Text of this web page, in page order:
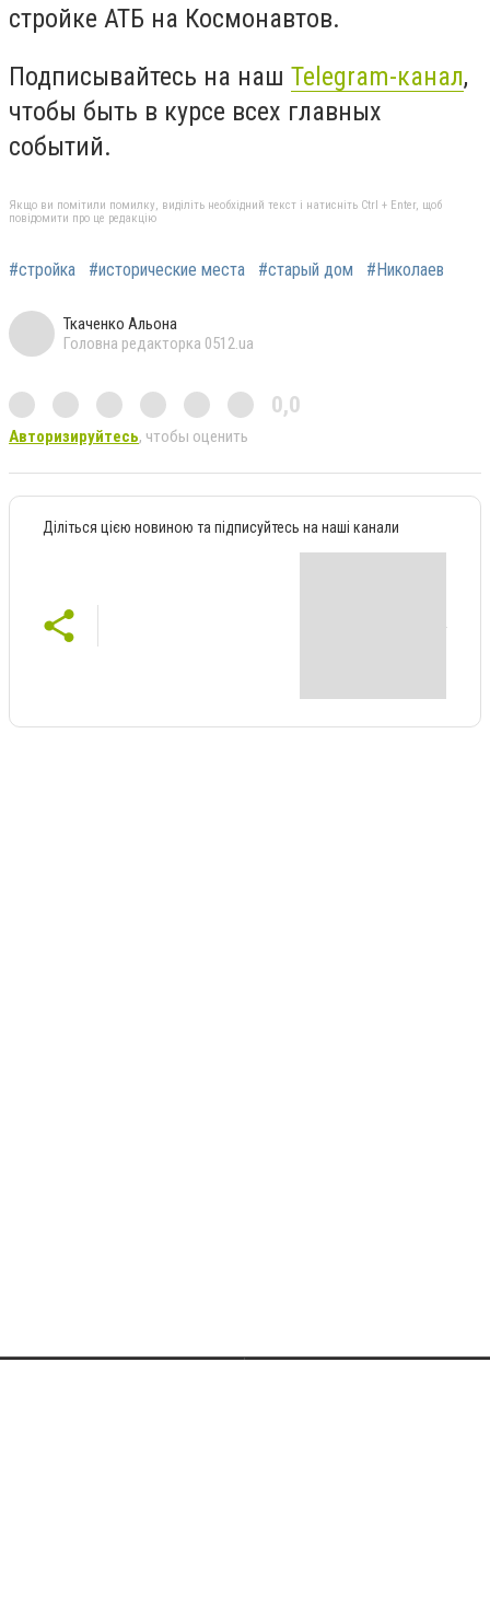
стройке АТБ на Космонавтов.
Подписывайтесь на наш Telegram-канал,
чтобы быть в курсе всех главных
событий.
Якщо ви помітили помилку, виділіть необхідний текст і натисніть Ctrl + Enter, щоб
повідомити про це редакцію
#стройка #исторические места #старый дом #Николаев
Ткаченко Альона
Головна редакторка 0512.ua
0,0
Авторизируйтесь, чтобы оценить
Діліться цією новиною та підписуйтесь на наші канали